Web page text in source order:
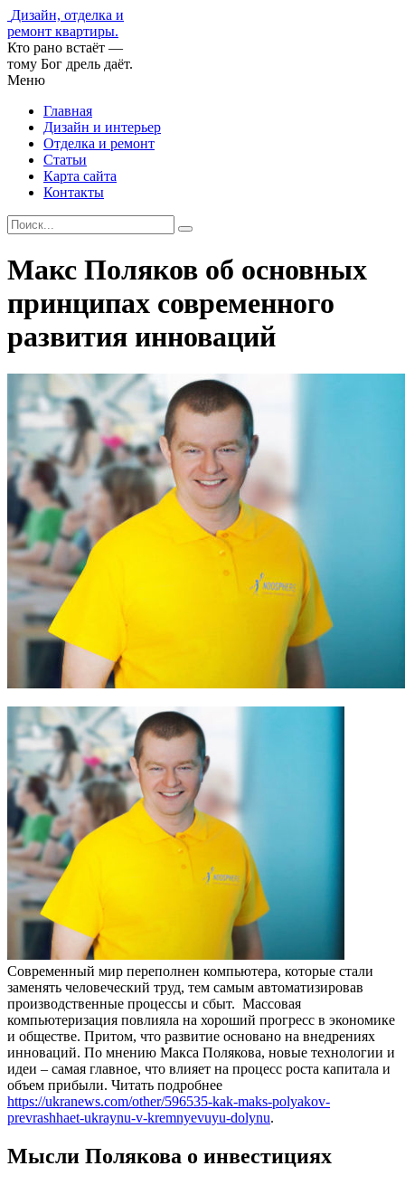
Дизайн, отделка и
ремонт квартиры.
Кто рано встаёт —
тому Бог дрель даёт.
Меню
Главная
Дизайн и интерьер
Отделка и ремонт
Статьи
Карта сайта
Контакты
Макс Поляков об основных
принципах современного
развития инноваций
Современный мир переполнен компьютера, которые стали
заменять человеческий труд, тем самым автоматизировав
производственные процессы и сбыт. Массовая
компьютеризация повлияла на хороший прогресс в экономике
и обществе. Притом, что развитие основано на внедрениях
инноваций. По мнению Макса Полякова, новые технологии и
идеи – самая главное, что влияет на процесс роста капитала и
объем прибыли. Читать подробнее
https://ukranews.com/other/596535-kak-maks-polyakov-
prevrashhaet-ukraynu-v-kremnyevuyu-dolynu.
Мысли Полякова о инвестициях